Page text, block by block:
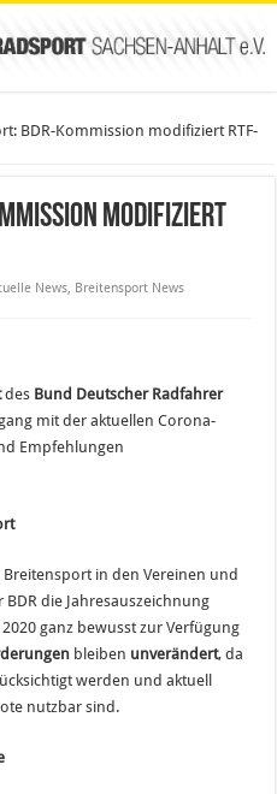
BDR-Kommission modifiziert RTF-
modifiziert
News, Breitensport News
des Bund Deutscher Radfahrer
mit der aktuellen Corona-
Empfehlungen
in den Vereinen und
die Jahresauszeichnung
ganz bewusst zur Verfügung
bleiben unverändert, da
werden und aktuell
nutzbar sind.